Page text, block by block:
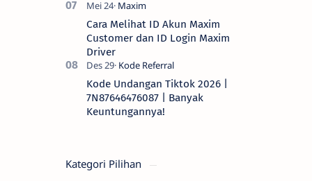
Cara Melihat ID Akun Maxim
Customer dan ID Login Maxim
Driver
Kode Undangan Tiktok 2026 |
7N87646476087 | Banyak
Keuntungannya!
Kategori Pilihan